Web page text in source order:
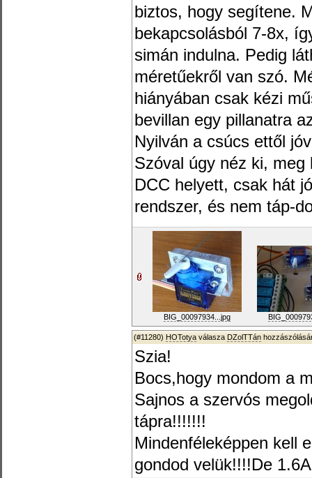
biztos, hogy segítene.
bekapcsolásból 7-8x,
simán indulna. Pedig
méretűekről van szó.
hiányában csak kézi
bevillan egy pillanatra
Nyilván a csúcs ettől
Szóval úgy néz ki,
DCC helyett, csak hát
rendszer, és nem táp-
BIG_00097934...jpg
(#11280) HOTotya válasza DZolTTán
Szia!
Bocs,hogy mondom a
Sajnos a szervós
tápra!!!!!!!
Mindenféleképpen kell
gondod velük!!!!De